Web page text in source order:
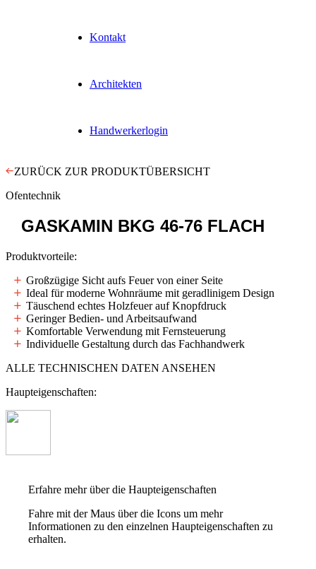
Kontakt
Architekten
Handwerkerlogin
ZURÜCK ZUR PRODUKTÜBERSICHT
Ofentechnik
GASKAMIN BKG 46-76 FLACH
Produktvorteile:
Großzügige Sicht aufs Feuer von einer Seite
Ideal für moderne Wohnräume mit geradlinigem Design
Täuschend echtes Holzfeuer auf Knopfdruck
Geringer Bedien- und Arbeitsaufwand
Komfortable Verwendung mit Fernsteuerung
Individuelle Gestaltung durch das Fachhandwerk
ALLE TECHNISCHEN DATEN ANSEHEN
Haupteigenschaften:
Erfahre mehr über die Haupteigenschaften
Fahre mit der Maus über die Icons um mehr
Informationen zu den einzelnen Haupteigenschaften zu
erhalten.